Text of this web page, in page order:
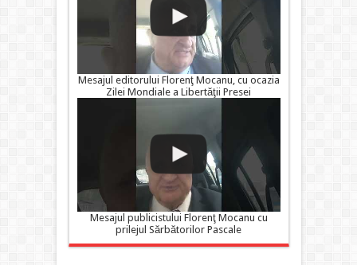
Mesajul editorului Florenţ Mocanu, cu ocazia
Zilei Mondiale a Libertăţii Presei
Mesajul publicistului Florenţ Mocanu cu
prilejul Sărbătorilor Pascale